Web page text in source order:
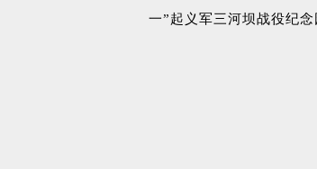
一”起义军三河坝战役纪念